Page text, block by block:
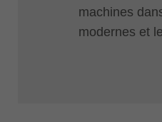
machines
modernes et